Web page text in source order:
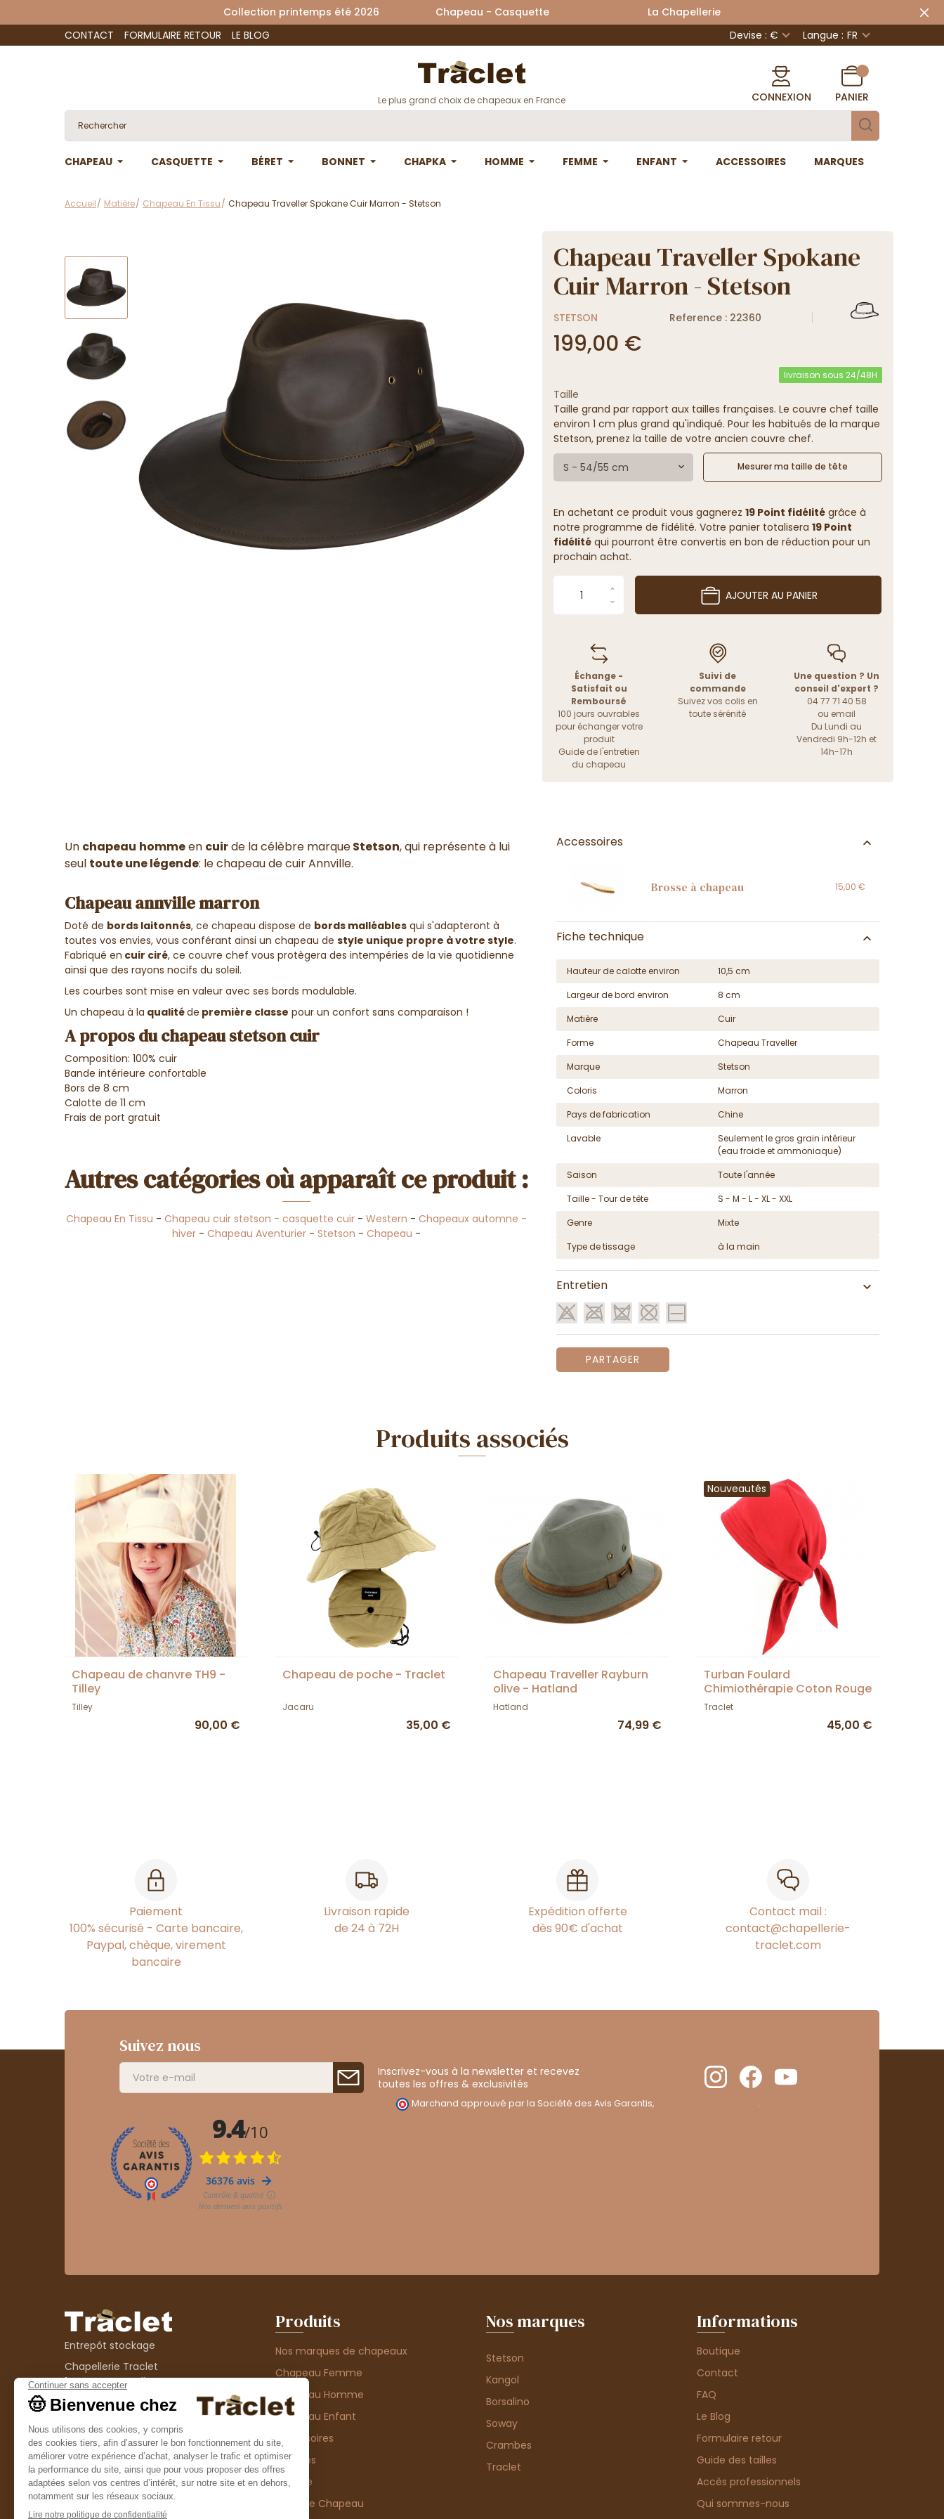
Collection printemps été 2026 Chapeau - Casquette La Chapellerie
CONTACT
FORMULAIRE RETOUR LE BLOG Devise : € Langue : FR
Le plus grand choix de chapeaux en France CONNEXION PANIER
CHAPEAU CASQUETTE BÉRET BONNET CHAPKA HOMME FEMME ENFANT ACCESSOIRES MARQUES
Accueil Matière Chapeau En Tissu Chapeau Traveller Spokane Cuir Marron - Stetson
Chapeau Traveller Spokane
Cuir Marron - Stetson
STETSON Reference : 22360
199,00 €
livraison sous 24/48H
Taille
Taille grand par rapport aux tailles françaises. Le couvre chef taille
environ 1 cm plus grand qu'indiqué. Pour les habitués de la marque
Stetson, prenez la taille de votre ancien couvre chef.
S - 54/55 cm Mesurer ma taille de tête
En achetant ce produit vous gagnerez 19 Point fidélitégrâce à
notre programme de fidélité. Votre panier totalisera 19 Point
fidélitéqui pourront être convertis en bon de réduction pour un
prochain achat.
AJOUTER AU PANIER
Échange -
Satisfait ou
Remboursé
100 jours ouvrables
pour échanger votre
produit
Guide de l'entretien
du chapeau
Suivi de
commande
Suivez vos colis en
toute sérénité
Une question ? Un
conseil d'expert ?
04 77 71 40 58
ou email
Du Lundi au
Vendredi 9h-12h et
14h-17h
Un chapeau hommeen cuirde la célèbre marqueStetson, qui représente à lui
seul toute une légende: le chapeau de cuir Annville.
Chapeau annville marron
Doté de bords laitonnés, ce chapeau dispose de bords malléables qui s'adapteront à
toutes vos envies, vous conférant ainsi un chapeau de style unique propre à votre style.
Fabriqué en cuir ciré, ce couvre chef vous protègera des intempéries de la vie quotidienne
ainsi que des rayons nocifs du soleil.
Les courbes sont mise en valeur avec ses bords modulable.
Un chapeau à la qualitéde première classe pour un confort sans comparaison !
A propos du chapeau stetson cuir
Composition: 100% cuir
Bande intérieure confortable
Bors de 8 cm
Calotte de 11 cm
Frais de port gratuit
Autres catégories où apparaît ce produit :
Chapeau En Tissu - Chapeau cuir stetson - casquette cuir- Western - Chapeaux automne -
hiver- Chapeau Aventurier- Stetson - Chapeau -
Accessoires
Brosse à chapeau 15,00 €
Fiche technique
Hauteur de calotte environ
10,5 cm
Largeur de bord environ
8 cm
Matière
Cuir
Forme
Chapeau Traveller
Marque
Stetson
Coloris
Marron
Pays de fabrication
Chine
Lavable
Seulement le gros grain intérieur
(eau froide et ammoniaque)
Saison
Toute l'année
Taille - Tour de tête
S - M - L - XL - XXL
Genre
Mixte
Type de tissage
à la main
Entretien
PARTAGER
Produits associés
Chapeau de chanvre TH9 -
Tilley
Tilley
90,00 €
Chapeau de poche - Traclet
Jacaru
35,00 €
Chapeau Traveller Rayburn
olive - Hatland
Hatland
74,99 €
Nouveautés
Turban Foulard
Chimiothérapie Coton Rouge
- Traclet
Traclet
45,00 €
Paiement
100% sécurisé - Carte bancaire,
Paypal, chèque, virement
bancaire
Livraison rapide
de 24 à 72H
Expédition offerte
dès 90€ d'achat
Contact mail :
contact@chapellerie-
traclet.com
Suivez nous
Inscrivez-vous à la newsletter et recevez
toutes les offres & exclusivités
Marchand approuvé par la Société des Avis Garantis, .
Entrepôt stockage
Chapellerie Traclet
14 Impasse Bardin
42300 Roanne
contact@chapellerie-traclet.com
Boutique
Chapellerie Traclet
4 rue de Cadore
42300 Roanne
Produits
Nos marques de chapeaux
Chapeau Femme
Chapeau Homme
Chapeau Enfant
Accessoires
Thèmes
Matière
Type de Chapeau
Nos marques
Stetson
Kangol
Borsalino
Soway
Crambes
Traclet
Informations
Boutique
Contact
FAQ
Le Blog
Formulaire retour
Guide des tailles
Accès professionnels
Qui sommes-nous